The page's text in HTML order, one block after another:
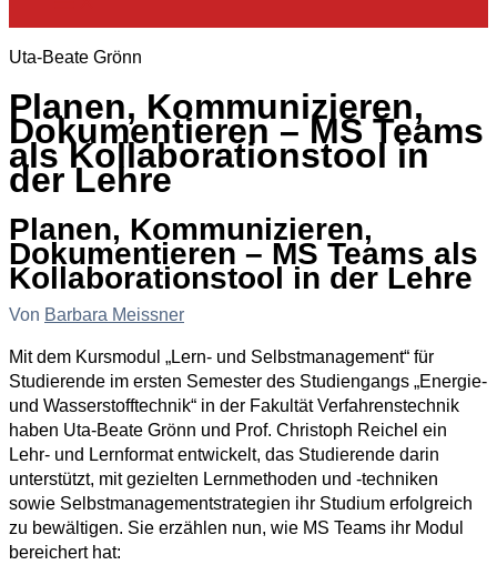
Uta-Beate Grönn
Planen, Kommunizieren,
Dokumentieren – MS Teams
als Kollaborationstool in
der Lehre
Planen, Kommunizieren,
Dokumentieren – MS Teams als
Kollaborationstool in der Lehre
Von Barbara Meissner
Mit dem Kursmodul „Lern- und Selbstmanagement“ für
Studierende im ersten Semester des Studiengangs „Energie-
und Wasserstofftechnik“ in der Fakultät Verfahrenstechnik
haben Uta-Beate Grönn und Prof. Christoph Reichel ein
Lehr- und Lernformat entwickelt, das Studierende darin
unterstützt, mit gezielten Lernmethoden und -techniken
sowie Selbstmanagementstrategien ihr Studium erfolgreich
zu bewältigen. Sie erzählen nun, wie MS Teams ihr Modul
bereichert hat: